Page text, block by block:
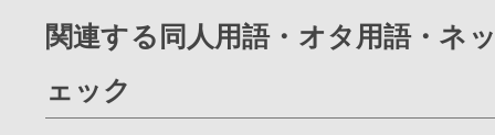
関連する同人用語・オタ用語・ネ
ェック